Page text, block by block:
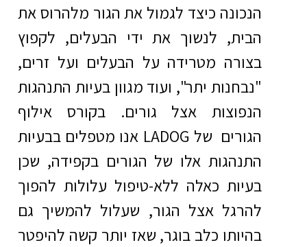
הנכונה כיצד לגמול את הגור מלהרוס את
הבית, לנשוך את ידי הבעלים, לקפוץ
בצורה מטרידה על הבעלים ועל זרים,
"נבחנות יתר", ועוד מגוון בעיות התנהגות
הנפוצות אצל גורים. בקורס אילוף
הגורים של LADOG אנו מטפלים בבעיות
התנהגות אלו של הגורים בקפידה, שכן
בעיות כאלה ללא-טיפול עלולות להפוך
להרגל אצל הגור, שעלול להמשיך גם
בהיותו כלב בוגר, שאז יותר קשה להיפטר